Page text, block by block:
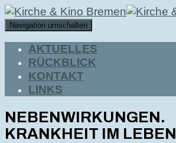
Navigation umschalten
AKTUELLES
RÜCKBLICK
KONTAKT
LINKS
NEBENWIRKUNGEN.
KRANKHEIT IM LEBEN